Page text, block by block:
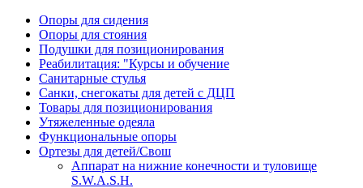
Опоры для сидения
Опоры для стояния
Подушки для позиционирования
Реабилитация: "Курсы и обучение
Санитарные стулья
Санки, снегокаты для детей с ДЦП
Товары для позиционирования
Утяжеленные одеяла
Функциональные опоры
Ортезы для детей/Свош
Аппарат на нижние конечности и туловище
S.W.A.S.H.